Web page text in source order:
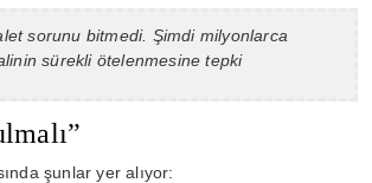
sorunu bitmedi. Şimdi milyonlarca
sürekli ötelenmesine tepki
şunlar yer alıyor: